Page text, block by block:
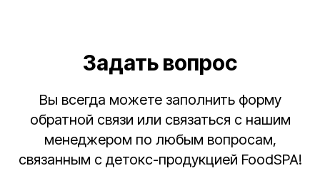
Задать вопрос
Вы всегда можете заполнить форму
обратной связи или связаться с нашим
менеджером по любым вопросам,
связанным с детокс-продукцией FoodSPA!